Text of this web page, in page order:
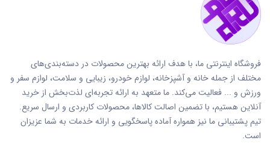
فروشگاه اینترنتی ما، با هدف ارائه بهترین محصولات در دسته‌بندی‌های
مختلف از جمله خانه و آشپزخانه، لوازم خودرو، زیبایی و سلامت، لوازم سفر و
ورزش و ... فعالیت می‌کند. ما متعهد به ارائه تجربه‌ای لذت‌بخش از خرید
آنلاین هستیم، با تضمین اصالت کالاها، محصولات کاربردی و ارسال سریع.
تیم پشتیبانی ما نیز همواره آماده پاسخگویی و ارائه خدمات به شما عزیزان
است.